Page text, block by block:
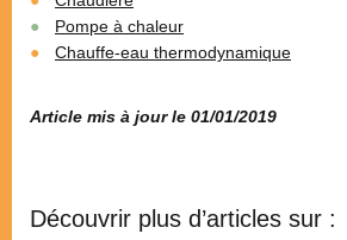
Pompe à chaleur
Chauffe-eau thermodynamique
Article mis à jour le 01/01/2019
Découvrir plus d’articles sur :